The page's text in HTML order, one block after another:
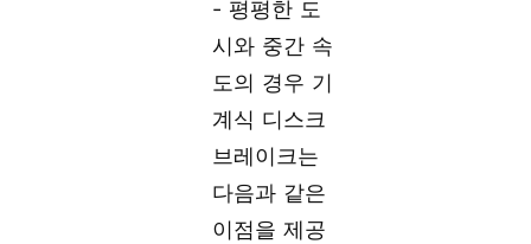
- 평평한 도
시와 중간 속
도의 경우 기
계식 디스크
브레이크는
다음과 같은
이점을 제공